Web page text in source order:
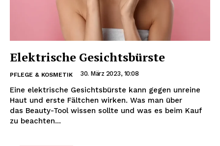
Elektrische Gesichtsbürste
PFLEGE & KOSMETIK 30. März 2023, 10:08
Eine elektrische Gesichtsbürste kann gegen unreine
Haut und erste Fältchen wirken. Was man über
das Beauty-Tool wissen sollte und was es beim Kauf
zu beachten...